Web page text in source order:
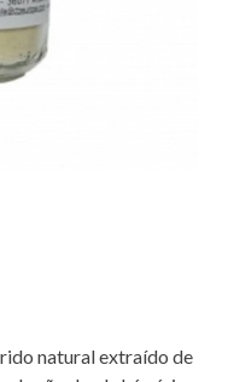
natural extraído de